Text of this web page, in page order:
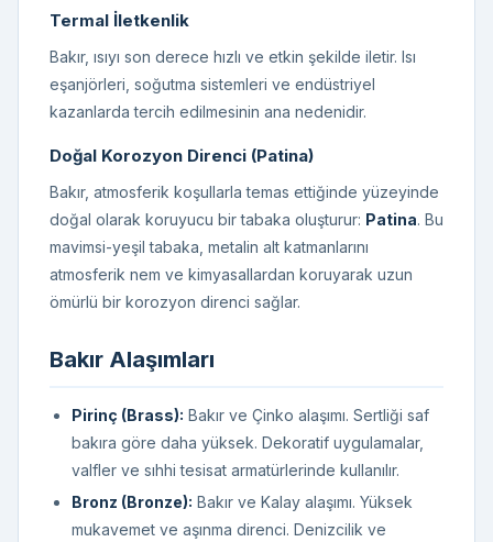
Termal İletkenlik
Bakır, ısıyı son derece hızlı ve etkin şekilde iletir. Isı
eşanjörleri, soğutma sistemleri ve endüstriyel
kazanlarda tercih edilmesinin ana nedenidir.
Doğal Korozyon Direnci (Patina)
Bakır, atmosferik koşullarla temas ettiğinde yüzeyinde
doğal olarak koruyucu bir tabaka oluşturur: Patina. Bu
mavimsi-yeşil tabaka, metalin alt katmanlarını
atmosferik nem ve kimyasallardan koruyarak uzun
ömürlü bir korozyon direnci sağlar.
Bakır Alaşımları
Pirinç (Brass): Bakır ve Çinko alaşımı. Sertliği saf
bakıra göre daha yüksek. Dekoratif uygulamalar,
valfler ve sıhhi tesisat armatürlerinde kullanılır.
Bronz (Bronze): Bakır ve Kalay alaşımı. Yüksek
mukavemet ve aşınma direnci. Denizcilik ve